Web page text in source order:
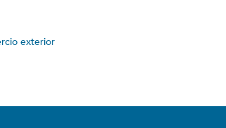
exterior